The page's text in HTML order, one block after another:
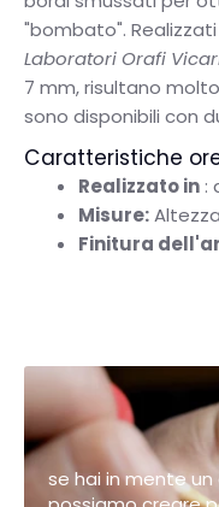
"bombato".
Laboratori Orafi
7 mm, risultano
sono disponibili con
Caratteristiche
Realizzato in :
Misure:
Finitura
se hai in mente